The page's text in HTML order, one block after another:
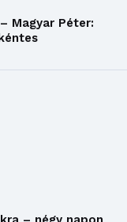
Magyar Péter: